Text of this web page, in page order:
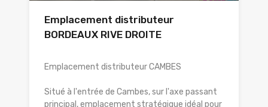
Emplacement distributeur
BORDEAUX RIVE DROITE
Emplacement distributeur CAMBES
Situé à l'entrée de Cambes, sur l'axe passant
principal, emplacement stratégique idéal pour